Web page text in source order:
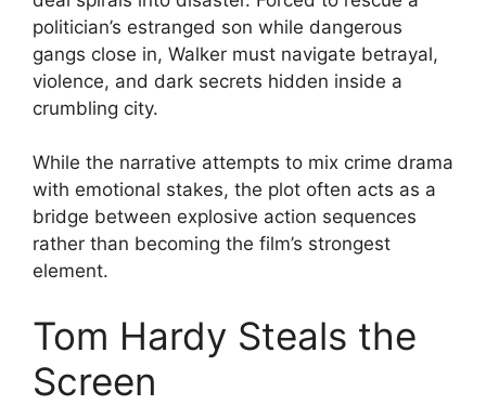
politician’s estranged son while dangerous
gangs close in, Walker must navigate betrayal,
violence, and dark secrets hidden inside a
crumbling city.
While the narrative attempts to mix crime drama
with emotional stakes, the plot often acts as a
bridge between explosive action sequences
rather than becoming the film’s strongest
element.
Tom Hardy Steals the
Screen